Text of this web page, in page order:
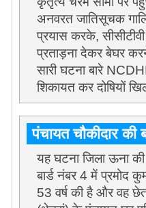
अनवरत जातिसूचक
प्रयास करके,
प्रताड़ना देकर बेघर
सारी घटना बारे
शिकायत कर दोषियों
पंचायत चौकीदार की
यह घटना जिलाऊना की
बार्ड नंबर 4 में प्रमोद
53 वर्ष की है और वह